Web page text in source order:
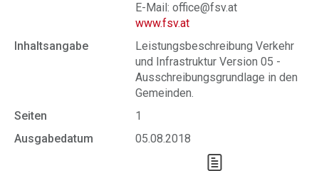
E-Mail: office@fsv.at
www.fsv.at
Inhaltsangabe
Leistungsbeschreibung Verkehr
und Infrastruktur Version 05 -
Ausschreibungsgrundlage in den
Gemeinden.
Seiten
1
Ausgabedatum
05.08.2018